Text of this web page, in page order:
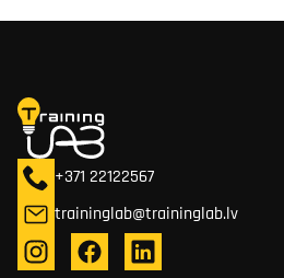
+371 22122567
traininglab@traininglab.lv